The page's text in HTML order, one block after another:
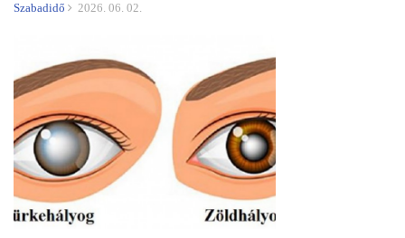
Szabadidő 2026. 06. 02.